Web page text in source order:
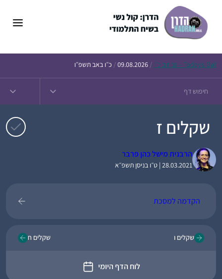
Today’s Daf – זבחים נ״ו /
09.08.2026
/ כ״ו באב תשפ״ו
שקלים ז
הרבנית מישל כהן פרבר
28.03.2021 | ט״ו בניסן תשפ״א
הקדמה למסכת
שקלים ו
לוח הדף היומי
שקלים ח